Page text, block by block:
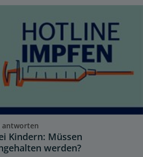
antworten
Kindern: Müssen
werden?